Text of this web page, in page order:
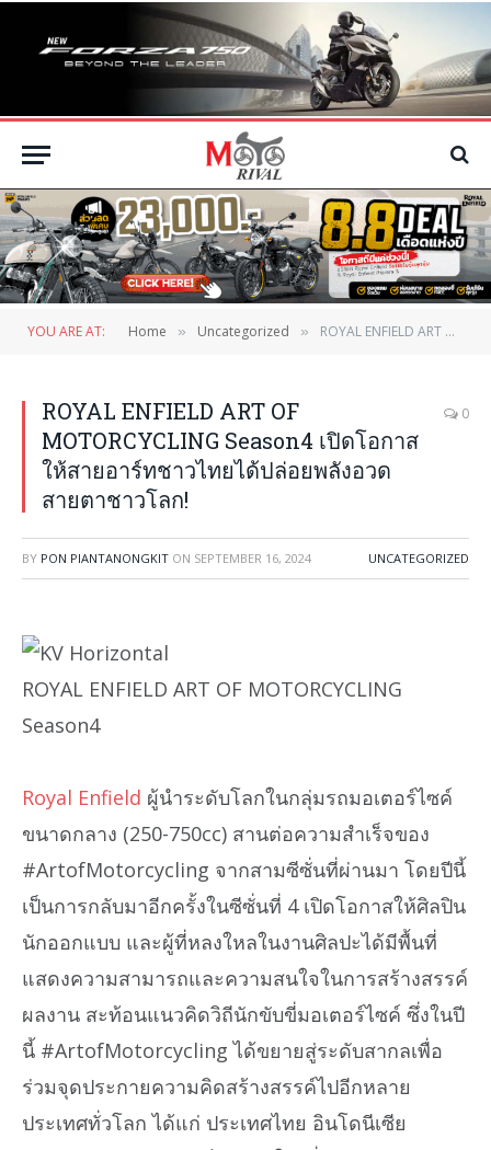
YOU ARE AT: Home » Uncategorized » ROYAL ENFIELD ART OF MOTORCYCLING Season4 เปิดโอกาสให้สายอาร์ทชาวไทยได้ปล่อยพลังอวดสายตาชาวโลก!
ROYAL ENFIELD ART OF
MOTORCYCLING Season4 เปิดโอกาส
ให้สายอาร์ทชาวไทยได้ปล่อยพลังอวด
สายตาชาวโลก!
0
BY PON PIANTANONGKIT ON SEPTEMBER 16, 2024 UNCATEGORIZED
ROYAL ENFIELD ART OF MOTORCYCLING
Season4
Royal Enfield ผู้นำระดับโลกในกลุ่มรถมอเตอร์ไซค์
ขนาดกลาง (250-750cc) สานต่อความสำเร็จของ
#ArtofMotorcycling จากสามซีซั่นที่ผ่านมา โดยปีนี้
เป็นการกลับมาอีกครั้งในซีซั่นที่ 4 เปิดโอกาสให้ศิลปิน
นักออกแบบ และผู้ที่หลงใหลในงานศิลปะได้มีพื้นที่
แสดงความสามารถและความสนใจในการสร้างสรรค์
ผลงาน สะท้อนแนวคิดวิถีนักขับขี่มอเตอร์ไซค์ ซึ่งในปี
นี้ #ArtofMotorcycling ได้ขยายสู่ระดับสากลเพื่อ
ร่วมจุดประกายความคิดสร้างสรรค์ไปอีกหลาย
ประเทศทั่วโลก ได้แก่ ประเทศไทย อินโดนีเซีย